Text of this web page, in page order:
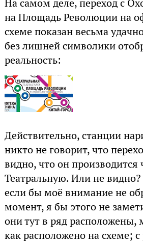
На самом деле, переход с
на Площадь Революции на
схеме показан весьма
без лишней символики
реальность:
Действительно, станции
никто не говорит, что
видно, что он производится
Театральную. Или не видно?
если бы моё внимание не
момент, я бы этого не
они тут в ряд расположены,
как расположено на схеме;